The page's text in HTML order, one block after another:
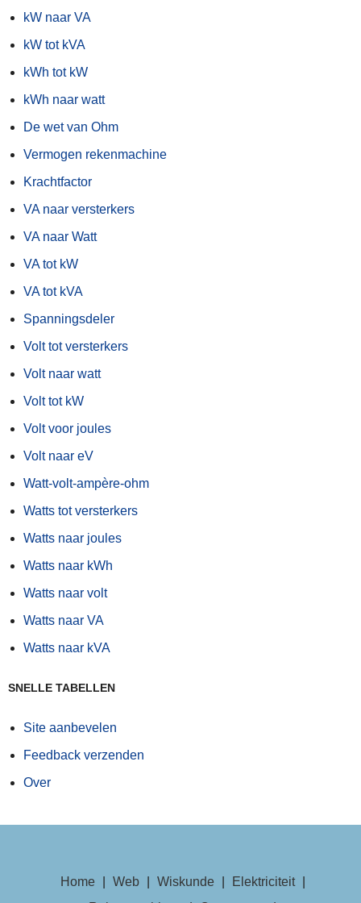
kW naar VA
kW tot kVA
kWh tot kW
kWh naar watt
De wet van Ohm
Vermogen rekenmachine
Krachtfactor
VA naar versterkers
VA naar Watt
VA tot kW
VA tot kVA
Spanningsdeler
Volt tot versterkers
Volt naar watt
Volt tot kW
Volt voor joules
Volt naar eV
Watt-volt-ampère-ohm
Watts tot versterkers
Watts naar joules
Watts naar kWh
Watts naar volt
Watts naar VA
Watts naar kVA
SNELLE TABELLEN
Site aanbevelen
Feedback verzenden
Over
Home Web Wiskunde Elektriciteit